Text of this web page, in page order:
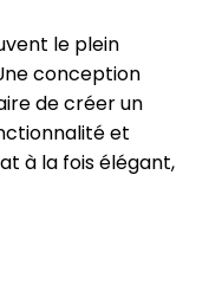
le plein
conception
de créer un
et
à la fois élégant,